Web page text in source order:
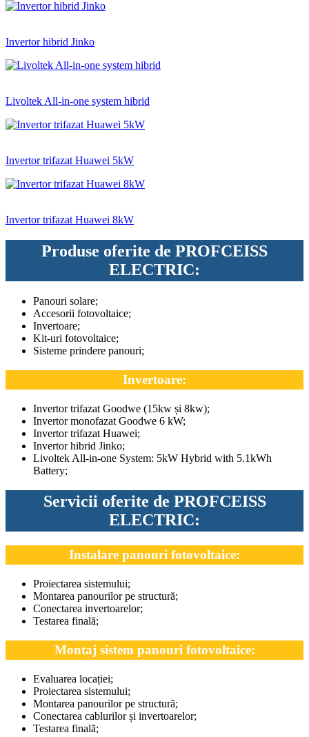
Invertor hibrid Jinko
Livoltek All-in-one system hibrid
Invertor trifazat Huawei 5kW
Invertor trifazat Huawei 8kW
Produse oferite de PROFCEISS
ELECTRIC:
Panouri solare;
Accesorii fotovoltaice;
Invertoare;
Kit-uri fotovoltaice;
Sisteme prindere panouri;
Invertoare:
Invertor trifazat Goodwe (15kw și 8kw);
Invertor monofazat Goodwe 6 kW;
Invertor trifazat Huawei;
Invertor hibrid Jinko;
Livoltek All-in-one System: 5kW Hybrid with 5.1kWh
Battery;
Servicii oferite de PROFCEISS
ELECTRIC:
Instalare panouri fotovoltaice:
Proiectarea sistemului;
Montarea panourilor pe structură;
Conectarea invertoarelor;
Testarea finală;
Montaj sistem panouri fotovoltaice:
Evaluarea locației;
Proiectarea sistemului;
Montarea panourilor pe structură;
Conectarea cablurilor și invertoarelor;
Testarea finală;